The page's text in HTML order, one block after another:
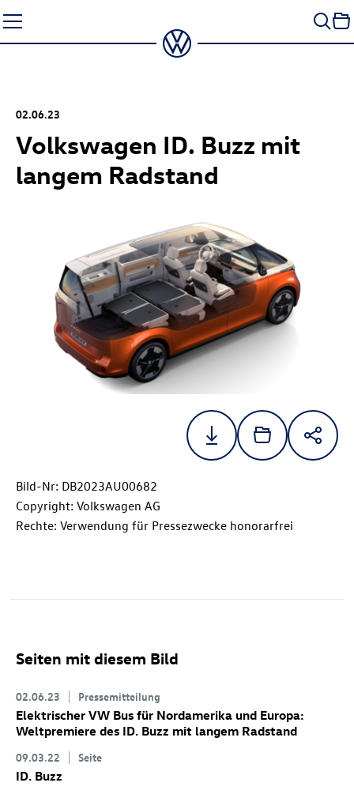
Seiteninhalt
springen
02.06.23
Volkswagen ID. Buzz mit
langem Radstand
Bild-Nr: DB2023AU00682
Copyright: Volkswagen AG
Rechte: Verwendung für Pressezwecke honorarfrei
Seiten mit diesem Bild
02.06.23 Pressemitteilung
Elektrischer VW Bus für Nordamerika und Europa:
Weltpremiere des ID. Buzz mit langem Radstand
09.03.22 Seite
ID. Buzz